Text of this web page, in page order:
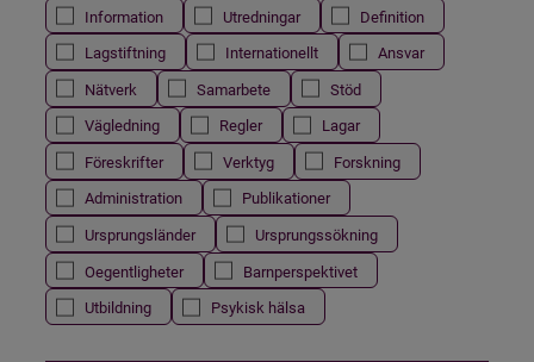
Information Utredningar
Definition
Lagstiftning
Internationellt
Ansvar
Nätverk
Samarbete
Stöd
Vägledning
Regler
Lagar
Föreskrifter
Verktyg
Forskning
Administration
Publikationer
Ursprungsländer
Ursprungssökning
Oegentligheter
Barnperspektivet
Utbildning
Psykisk hälsa